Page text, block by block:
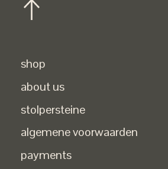
shop
about us
stolpersteine
algemene voorwaarden
payments